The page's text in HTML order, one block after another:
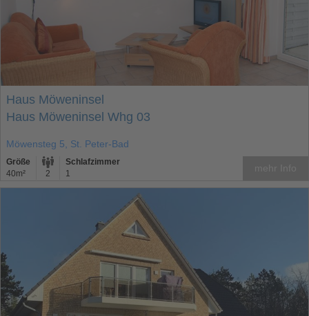
Haus Möweninsel
Haus Möweninsel Whg 03
Möwensteg 5, St. Peter-Bad
Größe
40m²
2
Schlafzimmer
1